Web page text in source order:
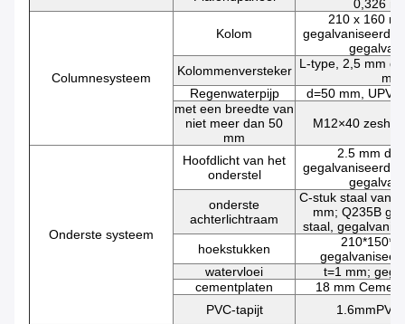
0,326
Columnesysteem
Kolom
210 x 160
gegalvaniseerd
Kolommenversteker L-type, 2,5 mm
mm
Regenwaterpijp
d=50 mm,
met een breedte van
niet meer dan 50
mm
M12×40
Onderste systeem
Hoofdlicht van het
onderstel
2.5 mm
gegalvaniseerd
onderste
achterlichtraam
C-stuk staal van
mm; Q235B
staal,
hoekstukken
watervloei
t=1 mm;
cementplaten
18 mm
PVC-tapijt